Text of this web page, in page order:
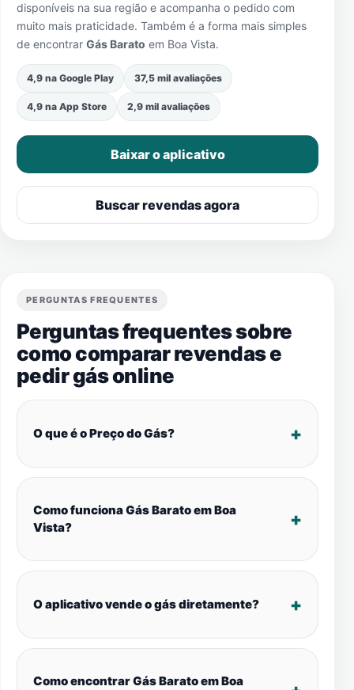
disponíveis na sua região e acompanha o pedido com
muito mais praticidade. Também é a forma mais simples
de encontrar Gás Barato em Boa Vista.
4,9 na Google Play 37,5 mil avaliações
4,9 na App Store 2,9 mil avaliações
Baixar o aplicativo
Buscar revendas agora
PERGUNTAS FREQUENTES
Perguntas frequentes sobre
como comparar revendas e
pedir gás online
O que é o Preço do Gás?
Como funciona Gás Barato em Boa
Vista?
O aplicativo vende o gás diretamente?
Como encontrar Gás Barato em Boa